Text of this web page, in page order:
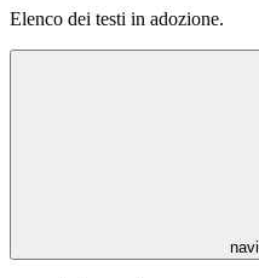
Elenco dei testi in adozione.